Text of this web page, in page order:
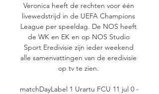
Veronica heeft de rechten voor één
livewedstrijd in de UEFA Champions
League per speeldag. De NOS heeft
de WK en EK en op NOS Studio
Sport Eredivisie zijn ieder weekend
alle samenvattingen van de eredivisie
op tv te zien.
matchDayLabel 1 Urartu FCU 11 jul 0 -